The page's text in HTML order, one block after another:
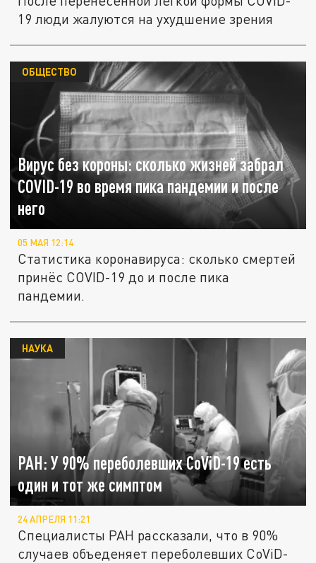
19 люди жалуются на ухудшение зрения
Вирус без короны: сколько жизней забрал
COVID-19 во время пика пандемии и после
него
ОБЩЕСТВО
05 МАЯ 12:14
Статистика коронавируса: сколько смертей
принёс COVID-19 до и после пика
пандемии.
РАН: У 90% переболевших CoViD-19 есть
один и тот же симптом
НАУКА
24 АПРЕЛЯ 11:21
Специалисты РАН рассказали, что в 90%
случаев объеденяет переболевших CoViD-